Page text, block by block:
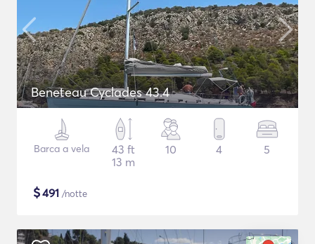
Beneteau Cyclades 43.4
Barca a vela
43 ft
13 m
10 4 5
$491 /notte